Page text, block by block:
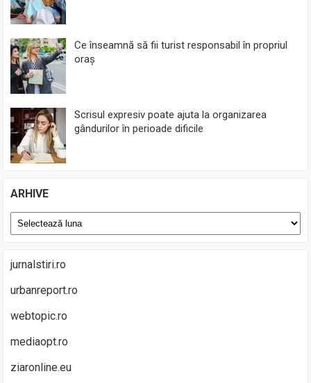
Ce înseamnă să fii turist responsabil în propriul
oraș
Scrisul expresiv poate ajuta la organizarea
gândurilor în perioade dificile
ARHIVE
Arhive
jurnalstiri.ro
urbanreport.ro
webtopic.ro
mediaopt.ro
ziaronline.eu